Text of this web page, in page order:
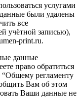
услугами
были удалены
все
учётной записью),
print.ru.
данные
право обратиться
регламенту
Вам об этом
Ваши данные не